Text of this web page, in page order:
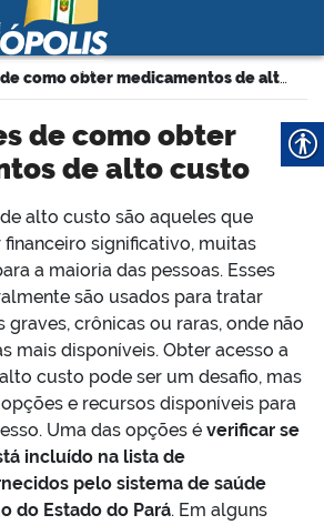
Municipal de
Curionópolis
Informações de como obter medicamentos de alto custo
de alto custo
alto custo são aqueles que
significativo, muitas
a maioria das pessoas. Esses
são usados ​​para tratar
crônicas ou raras, onde não
mais disponíveis. Obter acesso a
custo pode ser um desafio, mas
e recursos disponíveis para
Uma das opções é verificar se
incluído na lista de
pelo sistema de saúde
do Estado do Pará. Em alguns